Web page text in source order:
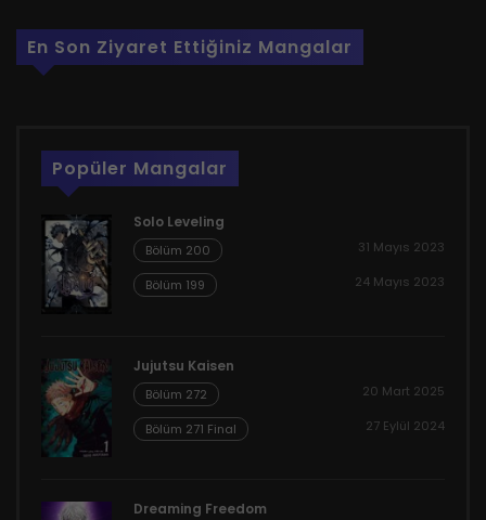
En Son Ziyaret Ettiğiniz Mangalar
Popüler Mangalar
Solo Leveling
Bölüm 200 31 Mayıs 2023
Bölüm 199 24 Mayıs 2023
Jujutsu Kaisen
Bölüm 272 20 Mart 2025
Bölüm 271 Final 27 Eylül 2024
Dreaming Freedom